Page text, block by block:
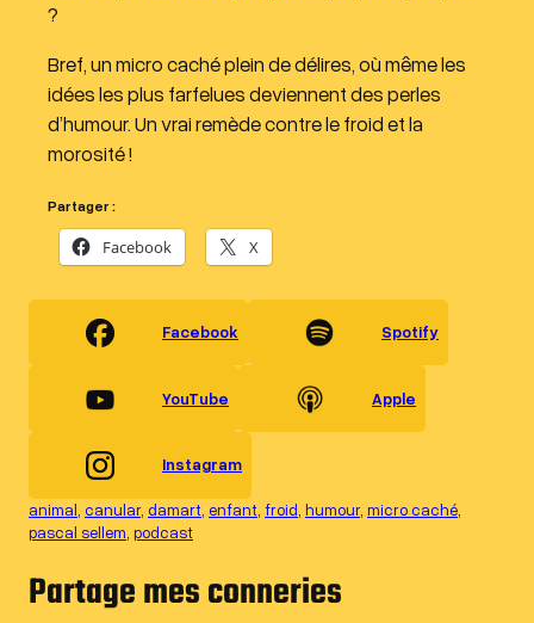
?
Bref, un micro caché plein de délires, où même les
idées les plus farfelues deviennent des perles
d’humour. Un vrai remède contre le froid et la
morosité !
Partager :
Facebook X
Facebook Spotify
YouTube Apple
Instagram
animal canular damart enfant froid humour micro caché
pascal sellem podcast
Partage mes conneries